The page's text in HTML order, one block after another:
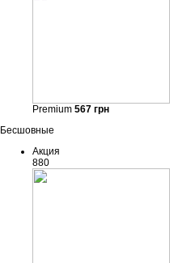
Premium 567 грн
Бесшовные
Акция
880